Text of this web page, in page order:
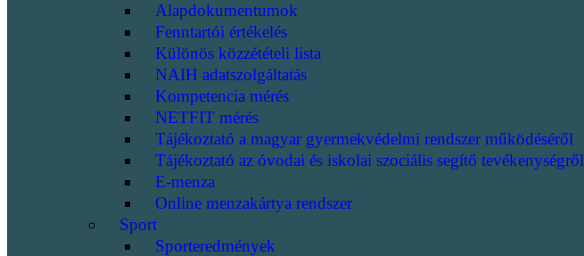
Alapdokumentumok
Fenntartói értékelés
Különös közzétételi lista
NAIH adatszolgáltatás
Kompetencia mérés
NETFIT mérés
Tájékoztató a magyar gyermekvédelmi rendszer működéséről
Tájékoztató az óvodai és iskolai szociális segítő tevékenységről
E-menza
Online menzakártya rendszer
Sport
Sporteredmények